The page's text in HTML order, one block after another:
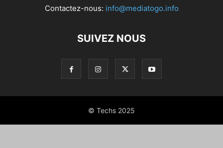
Contactez-nous: info@mediatogo.info
SUIVEZ NOUS
© Techs 2025